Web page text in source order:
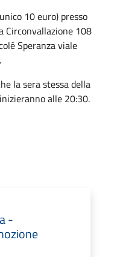
10 euro) presso
Circonvallazione 108
Speranza viale
la sera stessa della
alle 20:30.
-